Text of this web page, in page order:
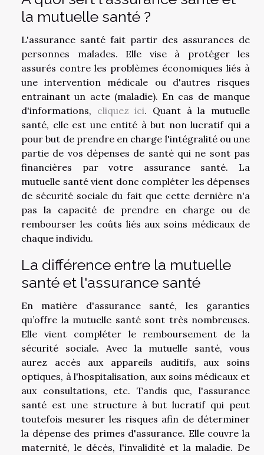
la mutuelle santé ?
L'assurance santé fait partir des assurances de
personnes malades. Elle vise à protéger les
assurés contre les problèmes économiques liés à
une intervention médicale ou d'autres risques
entrainant un acte (maladie). En cas de manque
d'informations, cliquez ici. Quant à la mutuelle
santé, elle est une entité à but non lucratif qui a
pour but de prendre en charge l'intégralité ou une
partie de vos dépenses de santé qui ne sont pas
financières par votre assurance santé. La
mutuelle santé vient donc compléter les dépenses
de sécurité sociale du fait que cette dernière n'a
pas la capacité de prendre en charge ou de
rembourser les coûts liés aux soins médicaux de
chaque individu.
La différence entre la mutuelle
santé et l'assurance santé
En matière d'assurance santé, les garanties
qu’offre la mutuelle santé sont très nombreuses.
Elle vient compléter le remboursement de la
sécurité sociale. Avec la mutuelle santé, vous
aurez accès aux appareils auditifs, aux soins
optiques, à l'hospitalisation, aux soins médicaux et
aux consultations, etc. Tandis que, l'assurance
santé est une structure à but lucratif qui peut
toutefois mesurer les risques afin de déterminer
la dépense des primes d'assurance. Elle couvre la
maternité, le décès, l'invalidité et la maladie. De